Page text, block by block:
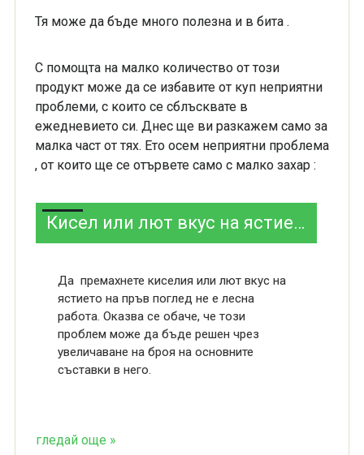
Тя може да бъде много полезна и в бита .
С помощта на малко количество от този
продукт може да се избавите от куп неприятни
проблеми, с които се сблъсквате в
ежедневието си. Днес ще ви разкажем само за
малка част от тях. Ето осем неприятни проблема
, от които ще се отървете само с малко захар :
Кисел или лют вкус на ястието
Да премахнете киселия или лют вкус на
ястието на пръв поглед не е лесна
работа. Оказва се обаче, че този
проблем може да бъде решен чрез
увеличаване на броя на основните
съставки в него.
гледай още »